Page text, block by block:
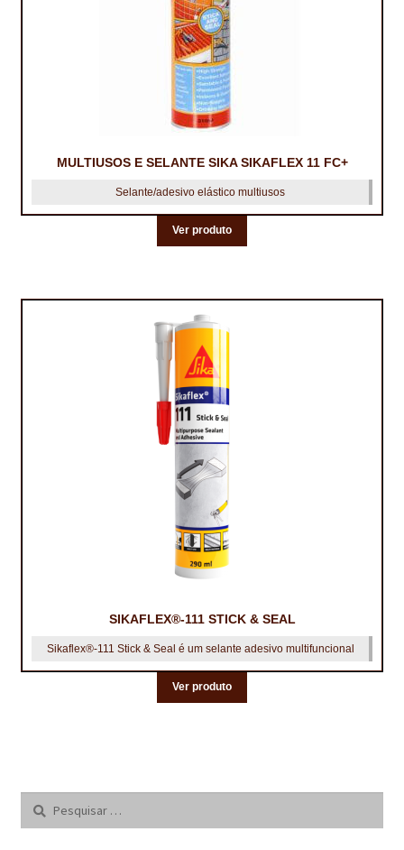
MULTIUSOS E SELANTE SIKA SIKAFLEX 11 FC+
Selante/adesivo elástico multiusos
Ver produto
SIKAFLEX®-111 STICK & SEAL
Sikaflex®-111 Stick & Seal é um selante adesivo multifuncional
Ver produto
Pesquisar